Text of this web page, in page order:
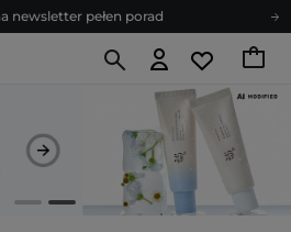
newsletter pełen porad
kosmetologiczne
jeszcze więcej punktów
newsletter pełen porad